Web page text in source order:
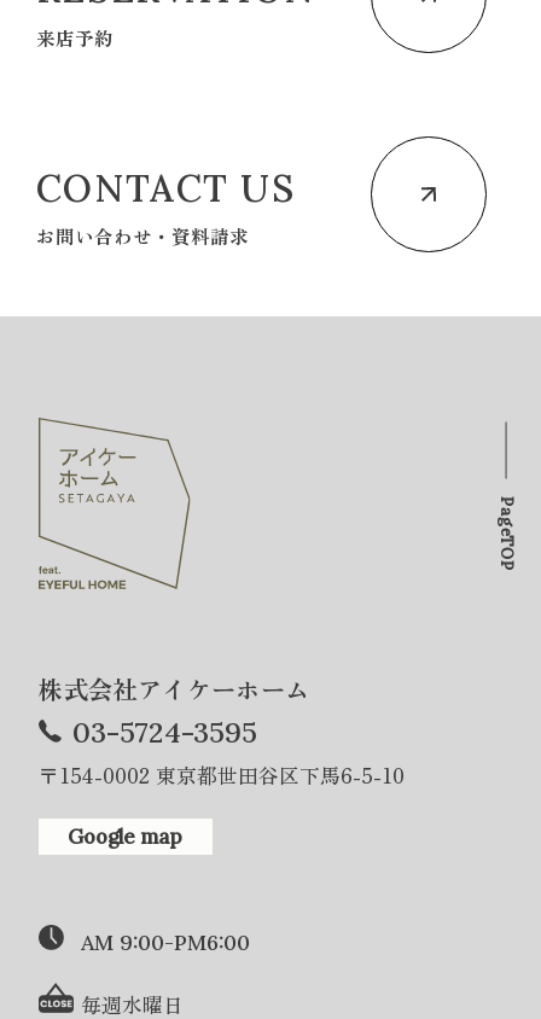
来店予約
CONTACT US
お問い合わせ・資料請求
株式会社アイケーホーム
03-5724-3595
〒154-0002 東京都世田谷区下馬6-5-10
Google map
AM 9:00-PM6:00
毎週水曜日
PageTOP